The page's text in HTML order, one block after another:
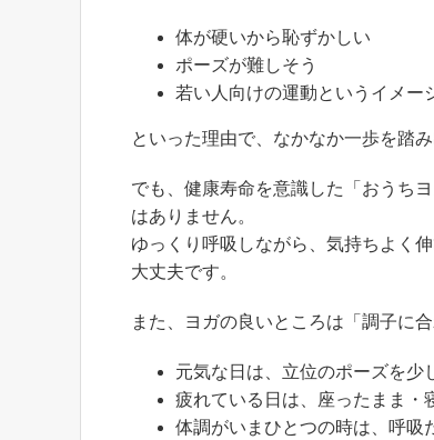
体が硬いから恥ずかしい
ポーズが難しそう
若い人向けの運動というイメー
といった理由で、なかなか一歩を踏
でも、健康寿命を意識した「おうち
はありません。
ゆっくり呼吸しながら、気持ちよく
大丈夫です。
また、ヨガの良いところは「調子に
元気な日は、立位のポーズを少
疲れている日は、座ったまま・
体調がいまひとつの時は、呼吸